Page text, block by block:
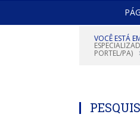
VOCÊ ESTÁ
PORTEL/PA)